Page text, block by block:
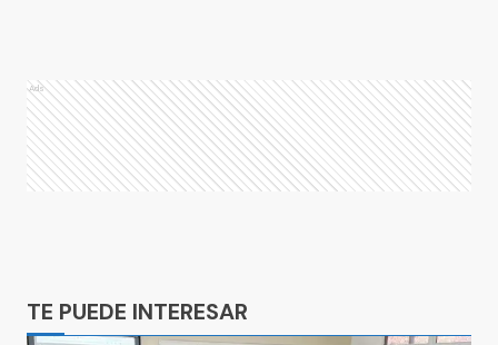
Ads
TE PUEDE INTERESAR